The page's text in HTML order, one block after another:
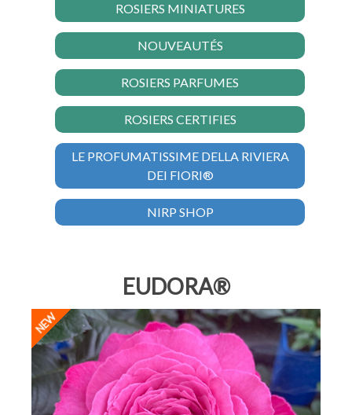
ROSIERS MINIATURES
NOUVEAUTÉS
ROSIERS PARFUMES
ROSIERS CERTIFIES
LE PROFUMATISSIME DELLA RIVIERA
DEI FIORI®
NIRP SHOP
EUDORA®